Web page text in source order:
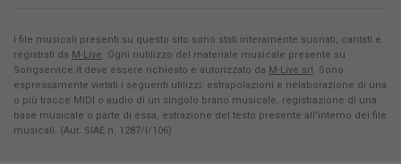
I file musicali presenti su questo sito sono stati interamente suonati, cantati e
registrati da M-Live. Ogni riutilizzo del materiale musicale presente su
Songservice.it deve essere richiesto e autorizzato da M-Live srl. Sono
espressamente vietati i seguenti utilizzi: estrapolazioni e rielaborazione di una
o più tracce MIDI o audio di un singolo brano musicale, registrazione di una
base musicale o parte di essa, estrazione del testo presente all'interno dei file
musicali. (Aut. SIAE n. 1287/I/106)